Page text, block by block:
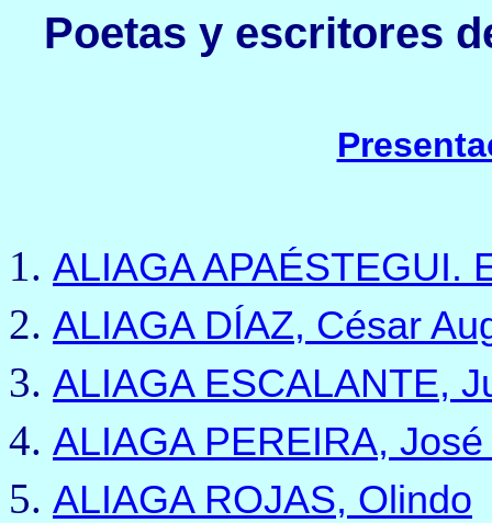
Poetas y escritores
ALIAGA APAÉSTEGUI.
ALIAGA DÍAZ, César
ALIAGA ESCALANTE,
ALIAGA PEREIRA,
ALIAGA ROJAS, Olindo